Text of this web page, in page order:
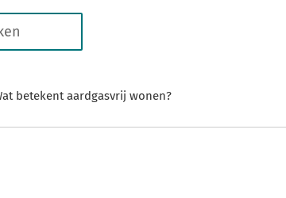
verhalen
betekent aardgasvrij wonen?